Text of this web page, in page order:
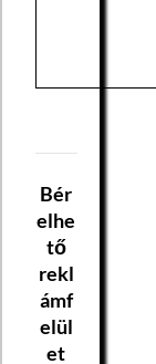
Bér
elhe
tő
rekl
ámf
elül
et